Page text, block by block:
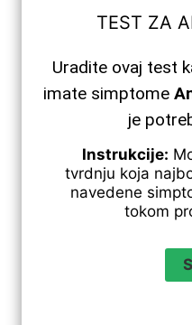
TEST ZA
Uradite ovaj test
imate simptome
je
Instrukcije:
tvrdnju koja
navedene
tokom